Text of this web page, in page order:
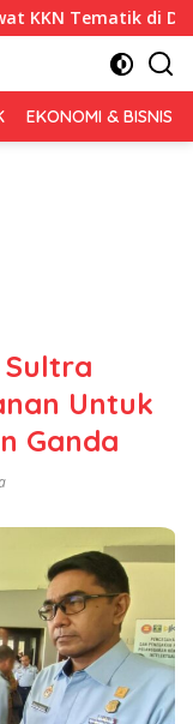
Desa Alebo
EKONOMI & BISNIS
Sultra
Untuk
Ganda